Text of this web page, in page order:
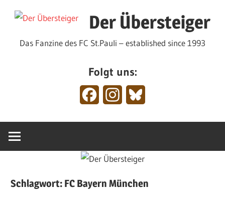
Inhalt
Der Übersteiger
Das Fanzine des FC St.Pauli – established since 1993
Folgt uns:
FacebookInstagram
Schlagwort: FC Bayern München